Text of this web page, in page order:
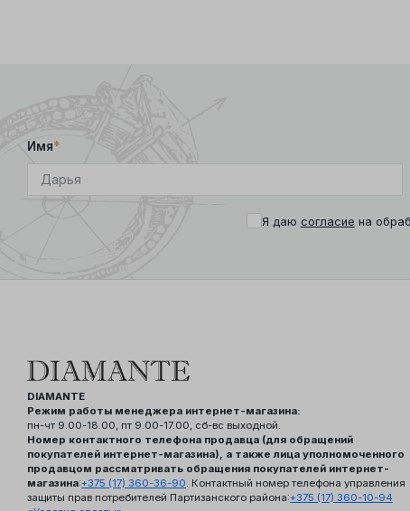
Имя*
Я даю согласие на
DIAMANTE
Режим работы менеджера интернет-магазина:
пн-чт 9.00-18.00, пт 9.00-17.00, сб-вс выходной.
Номер контактного телефона продавца (для обращений
покупателей интернет-магазина), а также лица уполномоченного
продавцом рассматривать обращения покупателей интернет-
магазина:+375 (17) 360-36-90. Контактный номер телефона управления
защиты прав потребителей Партизанского района:+375 (17) 360-10-94